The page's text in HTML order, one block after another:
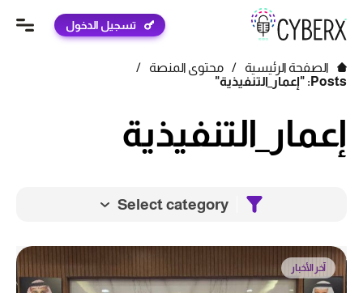
تسجيل الدخول
الصفحة الرئيسية / محتوى المنصة
/
Posts: "إعمار_التنفيذية"
إعمار_التنفيذية
Select category
آخر الأخبار